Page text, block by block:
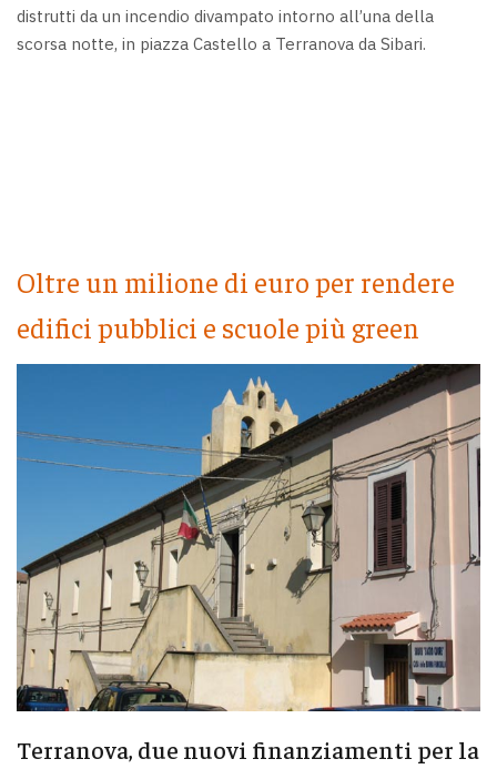
distrutti da un incendio divampato intorno all’una della
scorsa notte, in piazza Castello a Terranova da Sibari.
Oltre un milione di euro per rendere
edifici pubblici e scuole più green
Terranova, due nuovi finanziamenti per la